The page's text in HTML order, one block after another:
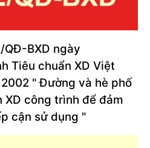
BXD ngày
Tiêu chuẩn XD Việt
" Đường và hè phố
công trình để đảm
cận sử dụng "